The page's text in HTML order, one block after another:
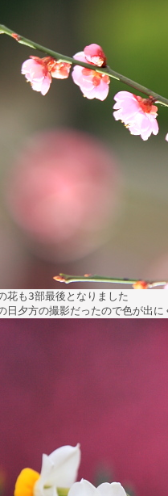
花も3部最後となりました
日夕方の撮影だったので色が出に